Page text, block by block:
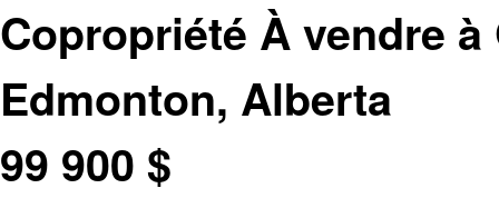
Copropriété À vendre
Edmonton, Alberta
99 900 $